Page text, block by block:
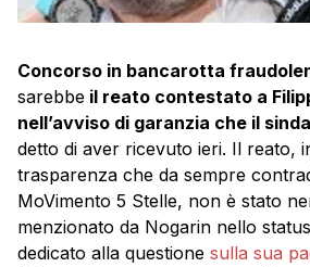
Concorso in bancarotta
sarebbe il reato contestato a
nell’avviso di garanzia che il
detto di aver ricevuto ieri. Il reato,
trasparenza che da sempre
MoVimento 5 Stelle, non è stato
menzionato da Nogarin nello
dedicato alla questione sulla sua